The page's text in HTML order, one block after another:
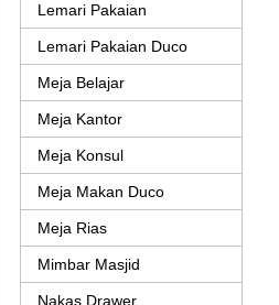
Lemari Pakaian
Lemari Pakaian Duco
Meja Belajar
Meja Kantor
Meja Konsul
Meja Makan Duco
Meja Rias
Mimbar Masjid
Nakas Drawer